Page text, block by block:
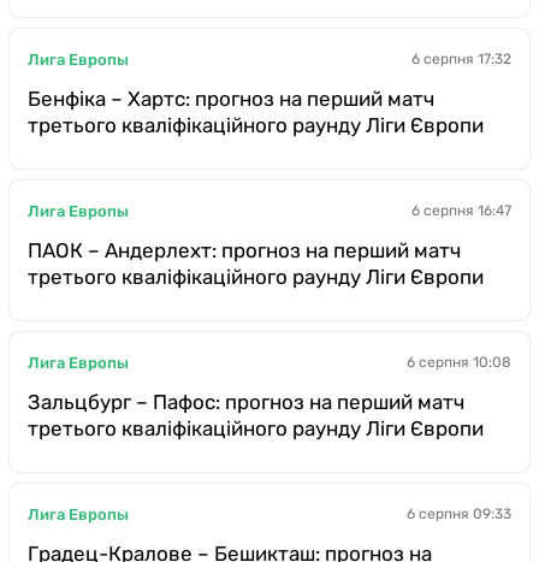
Лига Европы 6 серпня 17:32
Бенфіка – Хартс: прогноз на перший матч
третього кваліфікаційного раунду Ліги Європи
Лига Европы 6 серпня 16:47
ПАОК – Андерлехт: прогноз на перший матч
третього кваліфікаційного раунду Ліги Європи
Лига Европы 6 серпня 10:08
Зальцбург – Пафос: прогноз на перший матч
третього кваліфікаційного раунду Ліги Європи
Лига Европы 6 серпня 09:33
Градец-Кралове – Бешикташ: прогноз на